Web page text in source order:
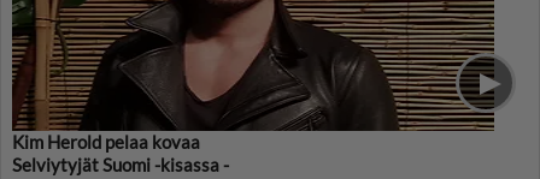
Kim Herold pelaa kovaa
Selviytyjät Suomi -kisassa -